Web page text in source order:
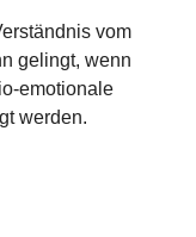
vom
gelingt, wenn
emotionale
werden.